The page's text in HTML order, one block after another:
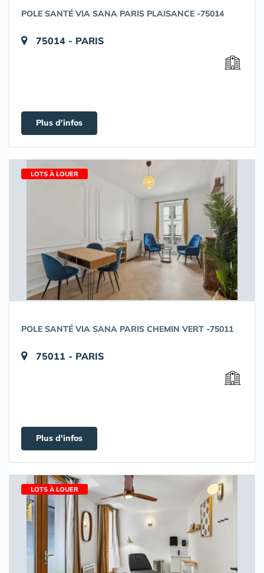
POLE SANTÉ VIA SANA PARIS PLAISANCE -75014
75014 - PARIS
Plus d'infos
LOTS À LOUER
POLE SANTÉ VIA SANA PARIS CHEMIN VERT -75011
75011 - PARIS
Plus d'infos
LOTS À LOUER